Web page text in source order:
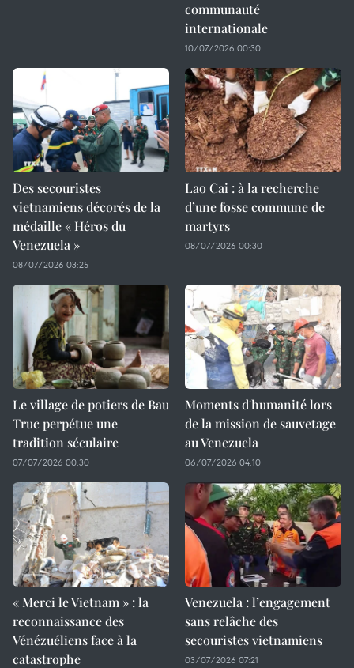
communauté
internationale
10/07/2026 00:30
Des secouristes
vietnamiens décorés de la
médaille « Héros du
Venezuela »
08/07/2026 03:25
Lao Cai : à la recherche
d’une fosse commune de
martyrs
08/07/2026 00:30
Le village de potiers de Bau
Truc perpétue une
tradition séculaire
07/07/2026 00:30
Moments d'humanité lors
de la mission de sauvetage
au Venezuela
06/07/2026 04:10
« Merci le Vietnam » : la
reconnaissance des
Vénézuéliens face à la
catastrophe
Venezuela : l’engagement
sans relâche des
secouristes vietnamiens
03/07/2026 07:21